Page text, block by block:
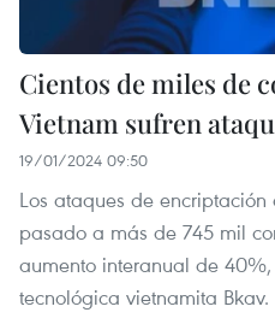
Cientos de miles de
Vietnam sufren
19/01/2024 09:50
Los ataques de
pasado a más de 745 mil
aumento interanual de
tecnológica vietnamita Bkav.